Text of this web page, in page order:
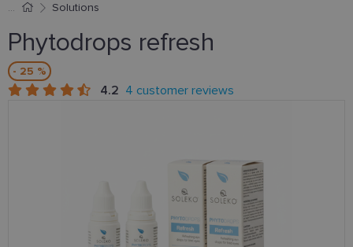
Solutions
Phytodrops refresh
- 25 %
4.2 4 customer reviews